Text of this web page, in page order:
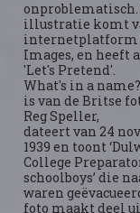
onproblematisch.
illustratie komt
internetplatform
Images, en heeft
'Let's Pretend'.
What's in a
is van de Britse
Reg Speller,
dateert van 24
1939 en toont
College
schoolboys’ die
waren
foto maakt deel